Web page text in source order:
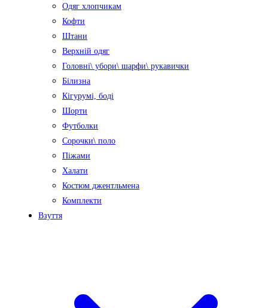
Одяг хлопчикам
Кофти
Штани
Верхній одяг
Головні\ убори\ шарфи\ рукавички
Білизна
Кігурумі, боді
Шорти
Футболки
Сорочки\ поло
Піжами
Халати
Костюм джентльмена
Комплекти
Взуття